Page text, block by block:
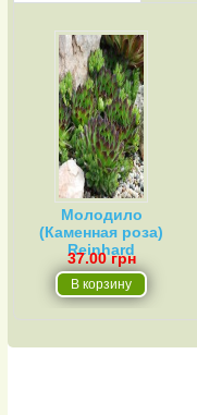
Молодило
(Каменная роза)
Reinhard
37.00 грн